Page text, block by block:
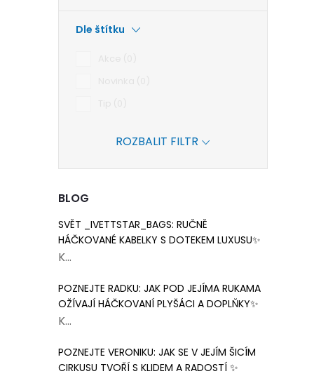
Dle štítku
ROZBALIT FILTR
BLOG
SVĚT _IVETTSTAR_BAGS: RUČNĚ
HÁČKOVANÉ KABELKY S DOTEKEM LUXUSU✨
K...
POZNEJTE RADKU: JAK POD JEJÍMA RUKAMA
OŽÍVAJÍ HÁČKOVANÍ PLYŠÁCI A DOPLŇKY✨
K...
POZNEJTE VERONIKU: JAK SE V JEJÍM ŠICÍM
CIRKUSU TVOŘÍ S KLIDEM A RADOSTÍ ✨